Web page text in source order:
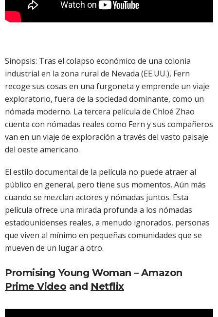
Sinopsis: Tras el colapso económico de una colonia
industrial en la zona rural de Nevada (EE.UU.), Fern
recoge sus cosas en una furgoneta y emprende un viaje
exploratorio, fuera de la sociedad dominante, como un
nómada moderno. La tercera película de Chloé Zhao
cuenta con nómadas reales como Fern y sus compañeros
van en un viaje de exploración a través del vasto paisaje
del oeste americano.
El estilo documental de la película no puede atraer al
público en general, pero tiene sus momentos. Aún más
cuando se mezclan actores y nómadas juntos. Esta
película ofrece una mirada profunda a los nómadas
estadounidenses reales, a menudo ignorados, personas
que viven al mínimo en pequeñas comunidades que se
mueven de un lugar a otro.
Promising Young Woman – Amazon
Prime Video and Netflix